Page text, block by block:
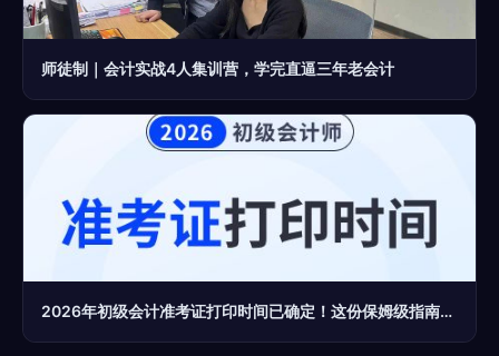
师徒制｜会计实战4人集训营，学完直逼三年老会计
2026年初级会计准考证打印时间已确定！这份保姆级指南请收好